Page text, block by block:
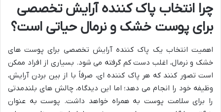
چرا انتخاب پاک کننده آرایش تخصصی
برای پوست خشک و نرمال حیاتی است؟
اهمیت انتخاب یک پاک کننده آرایش تخصصی برای پوست های
خشک و نرمال، اغلب دست کم گرفته می شود. بسیاری از افراد ممکن
است تصور کنند که هر پاک کننده ای، صرفاً با از بین بردن آرایش،
وظیفه خود را انجام می دهد؛ اما این دیدگاه، چالش های بلندمدتی
را برای سلامت پوست به همراه خواهد داشت. پوست به عنوان